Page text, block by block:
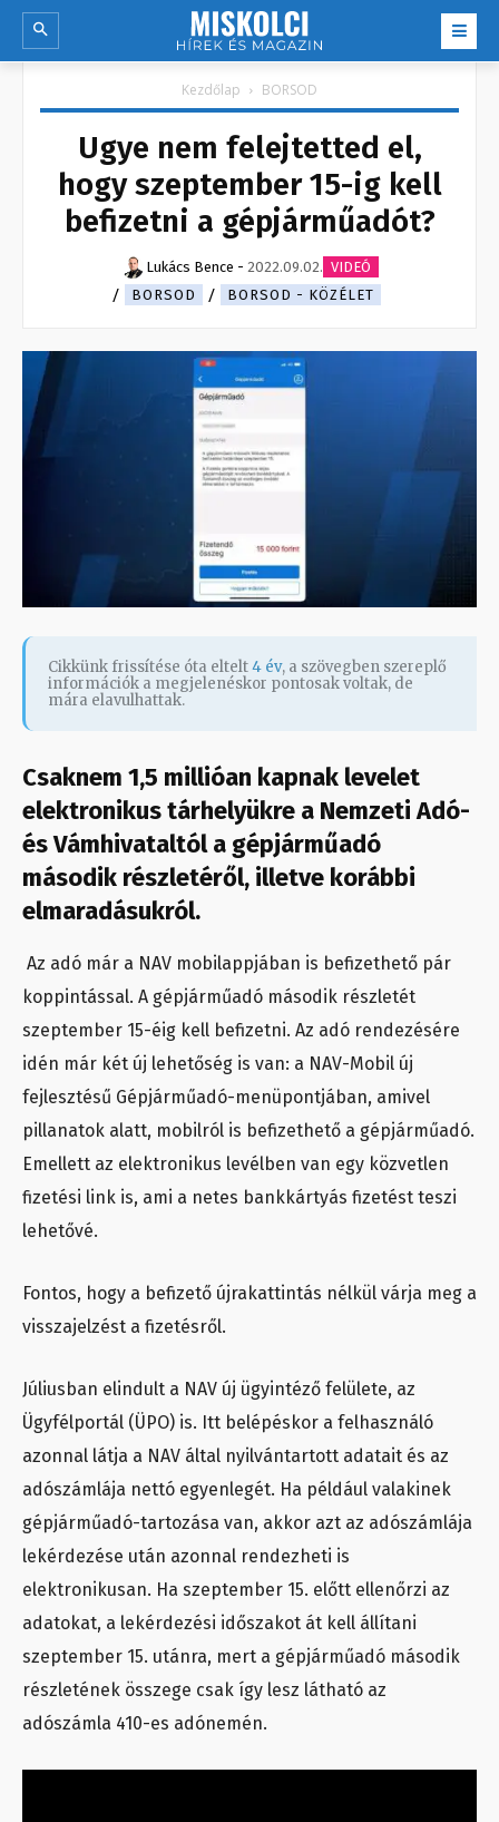
Kezdőlap BORSOD
Ugye nem felejtetted el,
hogy szeptember 15-ig kell
befizetni a gépjárműadót?
Lukács Bence - 2022.09.02. VIDEÓ
BORSOD
BORSOD - KÖZÉLET
Cikkünk frissítése óta eltelt4 év, a szövegben szereplő
információk a megjelenéskor pontosak voltak, de
mára elavulhattak.
Csaknem 1,5 millióan kapnak levelet
elektronikus tárhelyükre a Nemzeti Adó-
és Vámhivataltól a gépjárműadó
második részletéről, illetve korábbi
elmaradásukról.
Az adó már a NAV mobilappjában is befizethető pár
koppintással. A gépjárműadó második részletét
szeptember 15-éig kell befizetni. Az adó rendezésére
idén már két új lehetőség is van: a NAV-Mobil új
fejlesztésű Gépjárműadó-menüpontjában, amivel
pillanatok alatt, mobilról is befizethető a gépjárműadó.
Emellett az elektronikus levélben van egy közvetlen
fizetési link is, ami a netes bankkártyás fizetést teszi
lehetővé.
Fontos, hogy a befizető újrakattintás nélkül várja meg a
visszajelzést a fizetésről.
Júliusban elindult a NAV új ügyintéző felülete, az
Ügyfélportál (ÜPO) is. Itt belépéskor a felhasználó
azonnal látja a NAV által nyilvántartott adatait és az
adószámlája nettó egyenlegét. Ha például valakinek
gépjárműadó-tartozása van, akkor azt az adószámlája
lekérdezése után azonnal rendezheti is
elektronikusan. Ha szeptember 15. előtt ellenőrzi az
adatokat, a lekérdezési időszakot át kell állítani
szeptember 15. utánra, mert a gépjárműadó második
részletének összege csak így lesz látható az
adószámla 410-es adónemén.